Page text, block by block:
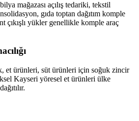
mağazası açılış tedariki, tekstil
gıda toptan dağıtım komple
çıkışlı yükler genellikle komple araç
et ürünleri, süt ürünleri için soğuk zincir
Kayseri yöresel et ürünleri ülke